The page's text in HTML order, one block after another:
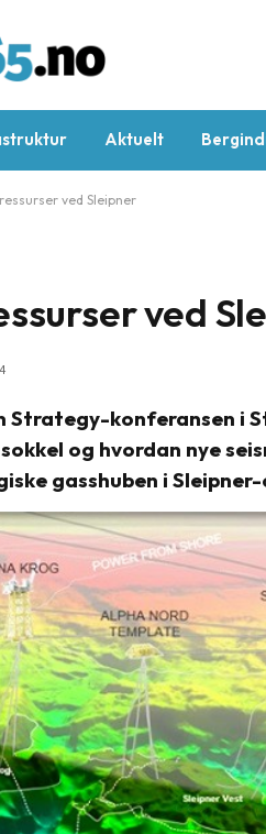
Aktuelt
ved Sleipner
ved
Strategy-konferansen i
og hvordan nye
gasshuben i